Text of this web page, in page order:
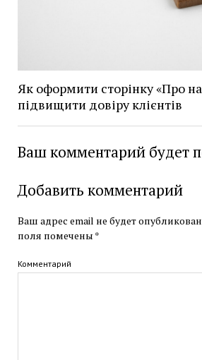
Як оформити сторінку «Про
підвищити довіру клієнтів
Ваш комментарий будет
Добавить комментарий
Ваш адрес email не будет
поля помечены *
Комментарий